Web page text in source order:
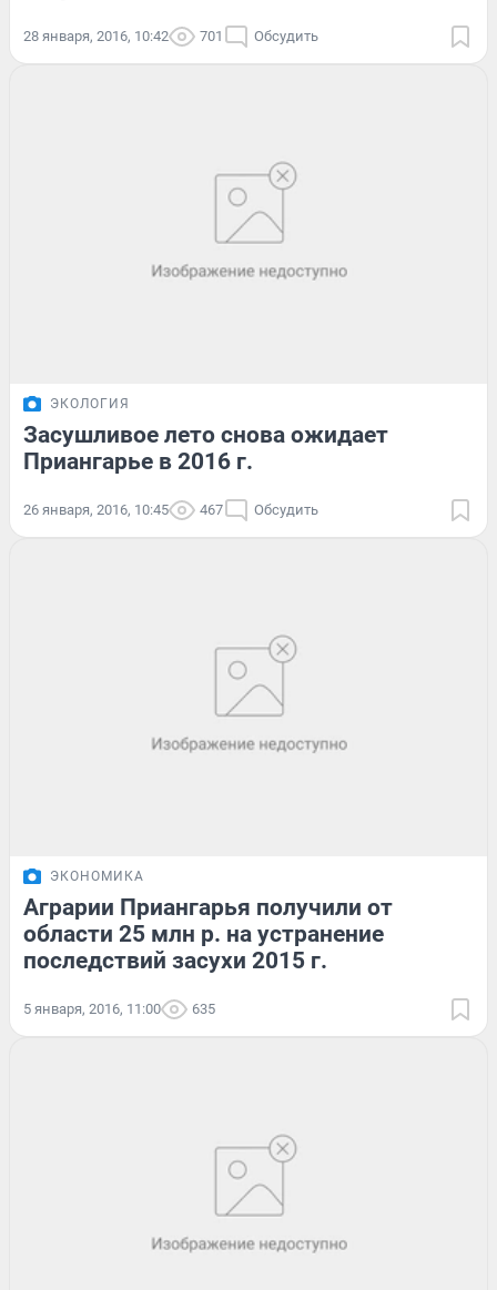
28 января, 2016, 10:42 701 Обсудить
ЭКОЛОГИЯ
Засушливое лето снова ожидает
Приангарье в 2016 г.
26 января, 2016, 10:45 467 Обсудить
ЭКОНОМИКА
Аграрии Приангарья получили от
области 25 млн р. на устранение
последствий засухи 2015 г.
5 января, 2016, 11:00 635